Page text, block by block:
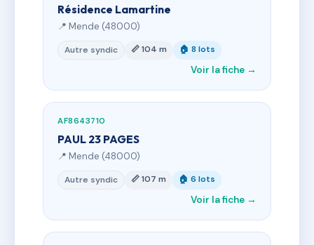
Résidence Lamartine
📍 Mende (48000)
Autre syndic 📏 104 m 🏠 8 lots
Voir la fiche →
AF8643710
PAUL 23 PAGES
📍 Mende (48000)
Autre syndic 📏 107 m 🏠 6 lots
Voir la fiche →